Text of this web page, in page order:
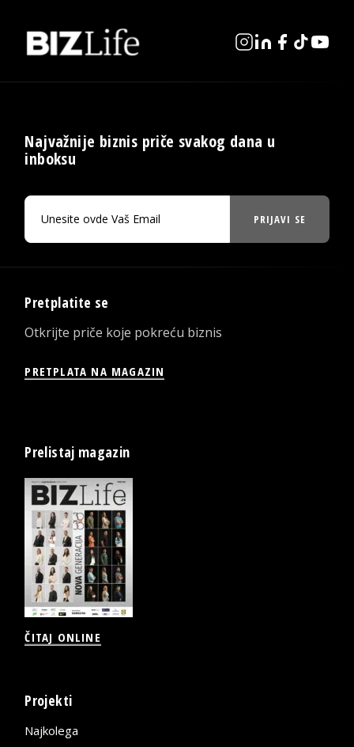
Najvažnije biznis priče svakog dana u
inboksu
PRIJAVI SE
Pretplatite se
Otkrijte priče koje pokreću biznis
PRETPLATA NA MAGAZIN
Prelistaj magazin
ČITAJ ONLINE
Projekti
Najkolega